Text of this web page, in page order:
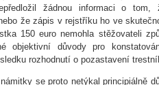
žádnou informaci o
že zápis v rejstříku ho ve
150 euro nemohla stěžovateli
objektivní důvody pro
rozhodnutí o pozastavení
námitky se proto netýkal principiálně